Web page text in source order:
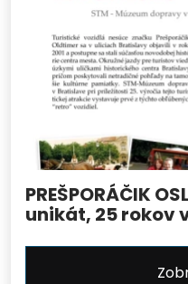
PREŠPORÁČIK
unikát, 25 rokov